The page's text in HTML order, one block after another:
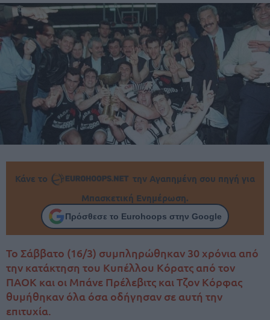
Κάνε το
την Αγαπημένη σου πηγή για
Μπασκετική Ενημέρωση.
Πρόσθεσε το Eurohoops στην Google
Το Σάββατο (16/3) συμπληρώθηκαν 30 χρόνια από
την κατάκτηση του Κυπέλλου Κόρατς από τον
ΠΑΟΚ και οι Μπάνε Πρέλεβιτς και Τζον Κόρφας
θυμήθηκαν όλα όσα οδήγησαν σε αυτή την
επιτυχία.